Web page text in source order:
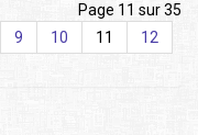
Page 11 sur 35
9 10 11
12